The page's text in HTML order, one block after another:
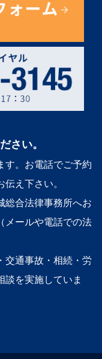
さい。
す。お電話でご予約
え下さい。
総合法律事務所へお
メールや電話での法
交通事故・相続・労
談を実施していま